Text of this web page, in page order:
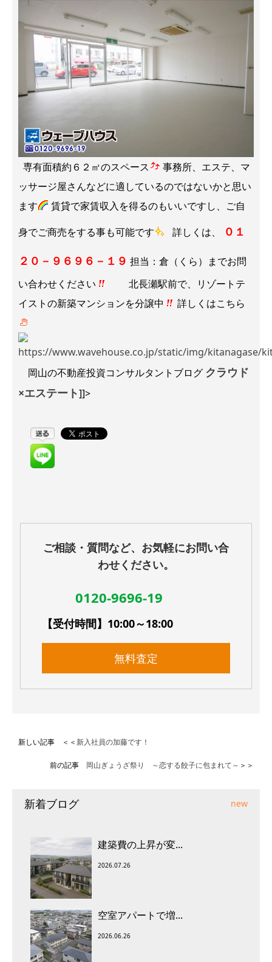
専有面積約６２㎡のスペース
事務所、エステ、マ
ッサージ屋さんなどに適しているのではないかと思い
ます
賃貸で家賃収入を得るのもいいですし、ご自
身でご商売をする事も可能です
詳しくは、
０１
２０－９６９６－１９ 担当：倉（くら）までお問
い合わせください
北長瀬駅前で、リゾートテ
イストの新築マンションを分譲中
詳しくはこちら
岡山の不動産投資コンサルタントブログ クラウド
×エステート]]>
ご相談・質問など、お気軽にお問い合
わせください。
0120-9696-19
【受付時間】10:00～18:00
無料査定
新しい記事 ＜＜ 新入社員の加藤です！
前の記事 岡山ぎょうざ祭り ～恋する餃子に包まれて～ ＞＞
新着ブログ new
建築費の上昇が変...
2026.07.26
空室アパートで増...
2026.06.26